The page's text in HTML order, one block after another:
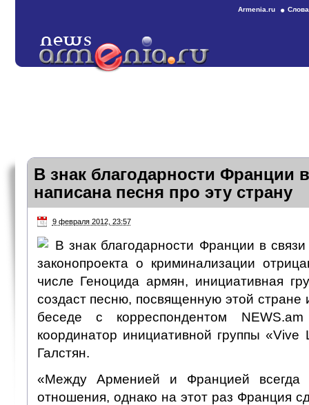
Armenia.ru
В знак благодарности Франции
написана песня про эту страну
9 февраля 2012, 23:57
В знак благодарности Франции в
законопроекта о криминализации
числе Геноцида армян, инициативная
создаст песню, посвященную этой
беседе с корреспондентом
координатор инициативной группы
Галстян.
«Между Арменией и Францией всегда
отношения, однако на этот раз Франция